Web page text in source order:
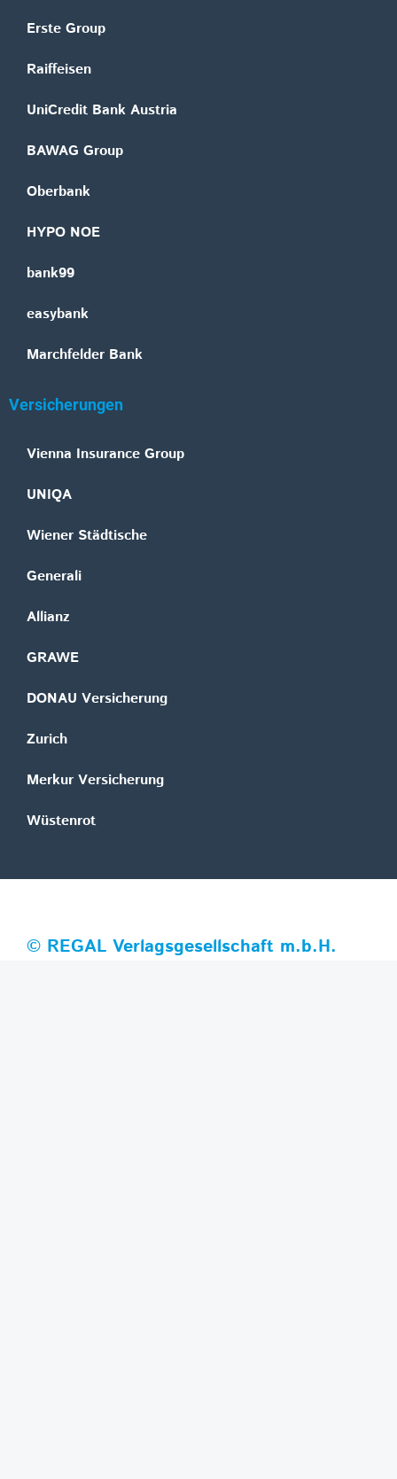
Erste Group
Raiffeisen
UniCredit Bank Austria
BAWAG Group
Oberbank
HYPO NOE
bank99
easybank
Marchfelder Bank
Versicherungen
Vienna Insurance Group
UNIQA
Wiener Städtische
Generali
Allianz
GRAWE
DONAU Versicherung
Zurich
Merkur Versicherung
Wüstenrot
© REGAL Verlagsgesellschaft m.b.H.